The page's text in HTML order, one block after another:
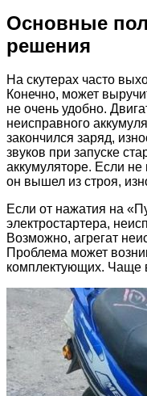
Основные
решения
На скутерах часто
Конечно, может
не очень удобно.
неисправного
закончился заряд,
звуков при запуске
аккумуляторе. Если не
он вышел из строя,
Если от нажатия на
электростартера,
Возможно, агрегат
Проблема может
комплектующих. Чаще